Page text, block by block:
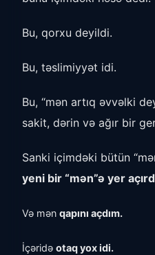
Bu, qorxu deyildi.
Bu, təslimiyyət idi.
Bu, “mən artıq əvvəlki
sakit, dərin və ağır bir
Sanki içimdəki bütün
yeni bir “mən”ə yer
Və mən qapını açdım.
İçəridə otaq yox idi.